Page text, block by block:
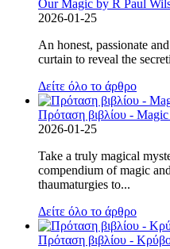
Our Magic by R Paul
2026-01-25
An honest, passionate
curtain to reveal the
Δείτε όλο το άρθρο
Πρόταση βιβλίου -
2026-01-25
Take a truly magical
compendium of magic
thaumaturgies to...
Δείτε όλο το άρθρο
Πρόταση βιβλίου -